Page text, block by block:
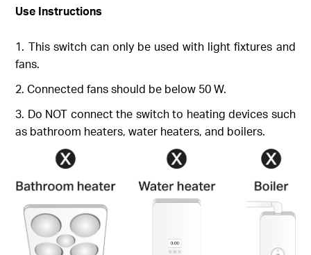
Use Instructions
This switch can only be used with light fixtures and
fans.
Connected fans should be below 50 W.
Do NOT connect the switch to heating devices such
as bathroom heaters, water heaters, and boilers.